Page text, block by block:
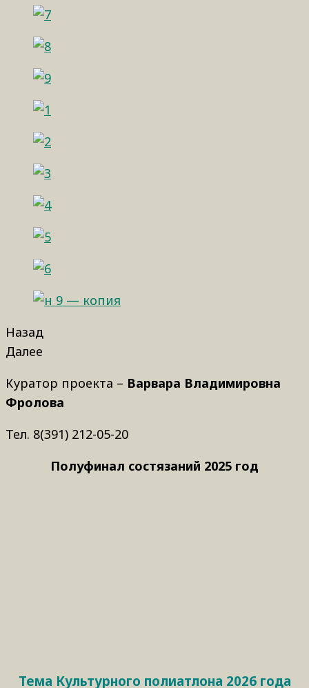
Назад
Далее
Куратор проекта – Варвара Владимировна
Фролова
Тел. 8(391) 212-05-20
Полуфинал состязаний 2025 год
Тема Культурного полиатлона 2026 года